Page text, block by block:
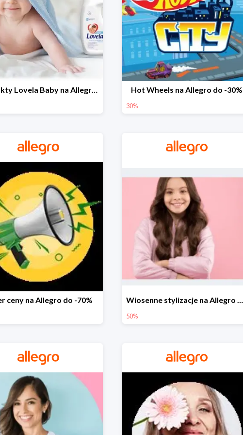
Produkty Lovela Baby na Allegro do -30% Hot Wheels na Allegro do -30%
30%
ceny na Allegro do -70% Wiosenne stylizacje na Allegro do -50%
50%